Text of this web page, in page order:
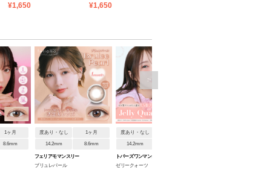
¥1,650 ¥1,650
1ヶ月
8.6mm
度あり・なし 1ヶ月
14.2mm 8.6mm
フェリアモ マンスリー
ブリュレパール
度あり・なし
14.2mm
トパーズ ワンマンス
ゼリークォーツ
>